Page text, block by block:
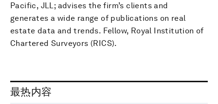
Pacific, JLL; advises the firm’s clients and
generates a wide range of publications on real
estate data and trends. Fellow, Royal Institution of
Chartered Surveyors (RICS).
最热内容